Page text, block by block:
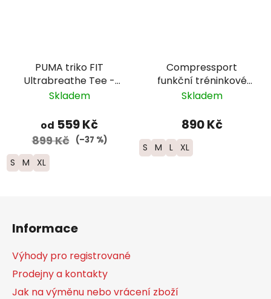
PUMA triko FIT
Ultrabreathe Tee -
černé
Skladem
od 559 Kč
899 Kč (–37 %)
S M XL
Compressport
funkční tréninkové
tričko „Nature
černá barva
Skladem
890 Kč
S M L XL
Informace
Výhody pro registrované
Prodejny a kontakty
Jak na výměnu nebo vrácení zboží